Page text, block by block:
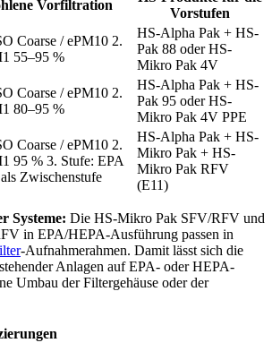
Vorfiltration
Vorstufen
Coarse / ePM10 2.
55–95 %
HS-Alpha Pak + HS-
Pak 88 oder HS-
Mikro Pak 4V
Coarse / ePM10 2.
80–95 %
HS-Alpha Pak + HS-
Pak 95 oder HS-
Mikro Pak 4V PPE
Coarse / ePM10 2.
95 % 3. Stufe: EPA
Zwischenstufe
HS-Alpha Pak + HS-
Mikro Pak + HS-
Mikro Pak RFV
(E11)
Systeme: Die HS-Mikro Pak SFV/RFV und
in EPA/HEPA-Ausführung passen in
-Aufnahmerahmen. Damit lässt sich die
Anlagen auf EPA- oder HEPA-
Umbau der Filtergehäuse oder der